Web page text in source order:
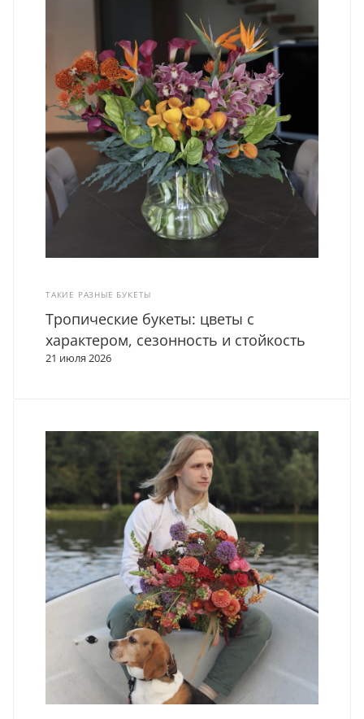
ТАКИЕ РАЗНЫЕ БУКЕТЫ
21 июля 2026
Тропические букеты: цветы с
характером, сезонность и стойкость